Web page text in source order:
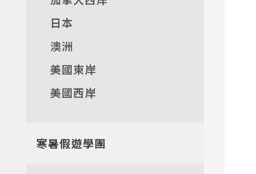
日本
澳洲
美國東岸
美國西岸
寒暑假遊學團